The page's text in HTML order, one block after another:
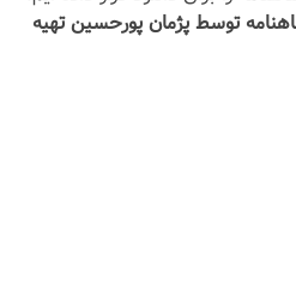
توسط پژمان پورحسین تهیه